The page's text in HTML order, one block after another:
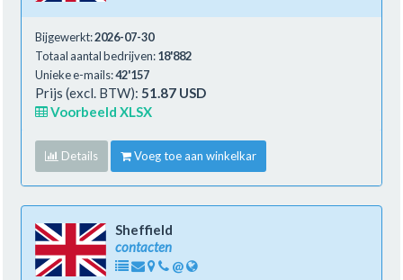
Bijgewerkt:2026-07-30
Totaal aantal bedrijven:18'882
Unieke e-mails:42'157
Prijs (excl. BTW): 51.87 USD
Voorbeeld XLSX
Details Voeg toe aan winkelkar
Sheffield
contacten
@